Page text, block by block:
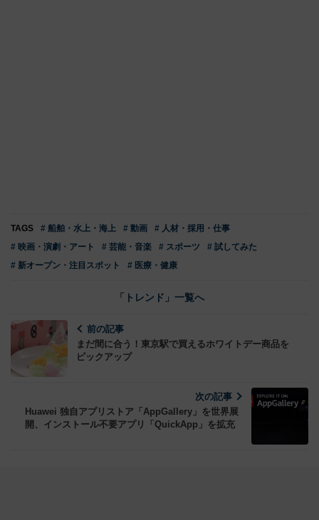
TAGS # 船舶・水上・海上 # 動画
# 人材・採用・仕事
# 映画・演劇・アート
# 芸能・音楽 # スポーツ
# 試してみた
# 新オープン・注目スポット
# 医療・健康
「トレンド」一覧へ
前の記事
まだ間に合う！東京駅で買えるホワイトデー商品を
ピックアップ
次の記事
Huawei 独自アプリストア「AppGallery」を世界展
開、インストール不要アプリ「QuickApp」を拡充